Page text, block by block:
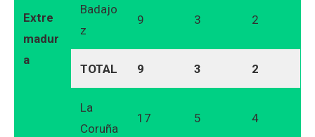
Extre
madur
a
Badajo
z
9 3 2
TOTAL 9 3 2
La
Coruña
17 5 4